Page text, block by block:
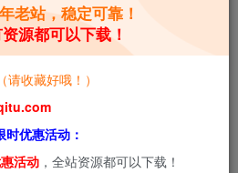
评论
老站，稳定可靠！
源都可以下载！
收藏好哦！）
优惠活动：
活动 ，全站资源都可以下载！